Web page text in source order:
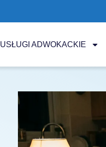
USŁUGI ADWOKACKIE